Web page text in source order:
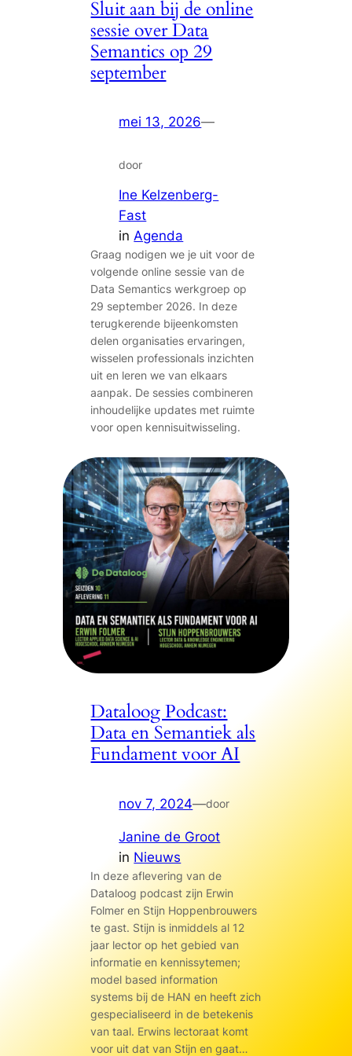
Sluit aan bij de online
sessie over Data
Semantics op 29
september
mei 13, 2026—
door
Ine Kelzenberg-
Fast
inAgenda
Graag nodigen we je uit voor de
volgende online sessie van de
Data Semantics werkgroep op
29 september 2026. In deze
terugkerende bijeenkomsten
delen organisaties ervaringen,
wisselen professionals inzichten
uit en leren we van elkaars
aanpak. De sessies combineren
inhoudelijke updates met ruimte
voor open kennisuitwisseling.
Dataloog Podcast:
Data en Semantiek als
Fundament voor AI
nov 7, 2024—door
Janine de Groot
in Nieuws
In deze aflevering van de
Dataloog podcast zijn Erwin
Folmer en Stijn Hoppenbrouwers
te gast. Stijn is inmiddels al 12
jaar lector op het gebied van
informatie en kennissytemen;
model based information
systems bij de HAN en heeft zich
gespecialiseerd in de betekenis
van taal. Erwins lectoraat komt
voor uit dat van Stijn en gaat…